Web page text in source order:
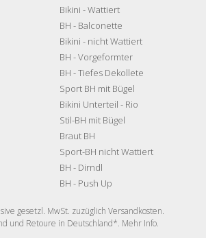
Bikini - Wattiert
BH - Balconette
Bikini - nicht Wattiert
BH - Vorgeformter
BH - Tiefes Dekollete
Sport BH mit Bügel
Bikini Unterteil - Rio
Stil-BH mit Bügel
Braut BH
Sport-BH nicht Wattiert
BH - Dirndl
BH - Push Up
gesetzl. MwSt. zuzüglich Versandkosten.
und Retoure in Deutschland*. Mehr Info.